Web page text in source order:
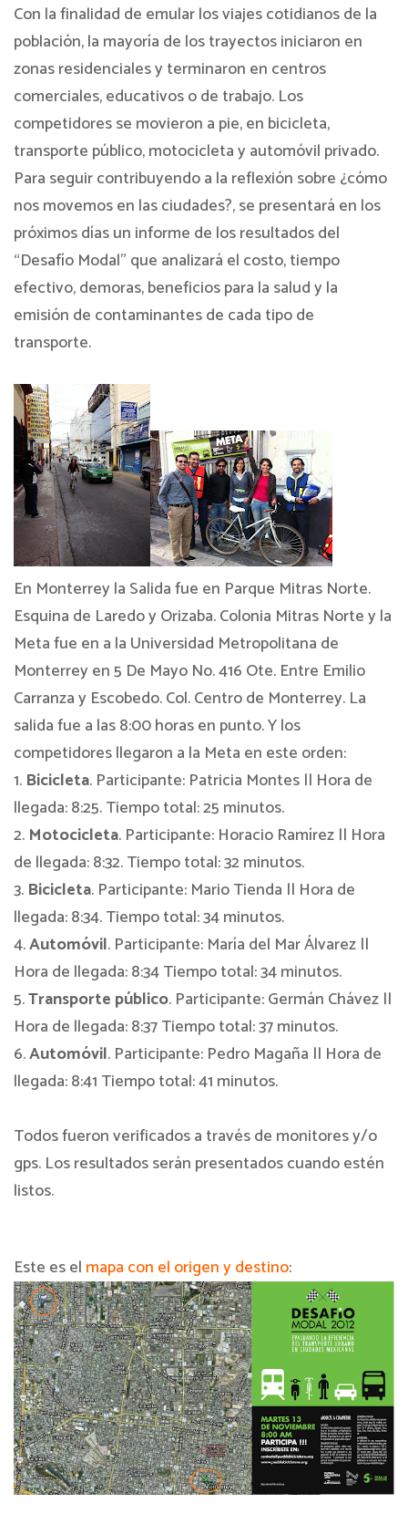
Con la finalidad de emular los viajes cotidianos de la
población, la mayoría de los trayectos iniciaron en
zonas residenciales y terminaron en centros
comerciales, educativos o de trabajo. Los
competidores se movieron a pie, en bicicleta,
transporte público, motocicleta y automóvil privado.
Para seguir contribuyendo a la reflexión sobre ¿cómo
nos movemos en las ciudades?, se presentará en los
próximos días un informe de los resultados del
“Desafío Modal” que analizará el costo, tiempo
efectivo, demoras, beneficios para la salud y la
emisión de contaminantes de cada tipo de
transporte.
En Monterrey la Salida fue en Parque Mitras Norte.
Esquina de Laredo y Orizaba. Colonia Mitras Norte y la
Meta fue en a la Universidad Metropolitana de
Monterrey en 5 De Mayo No. 416 Ote. Entre Emilio
Carranza y Escobedo. Col. Centro de Monterrey. La
salida fue a las 8:00 horas en punto. Y los
competidores llegaron a la Meta en este orden:
1. Bicicleta. Participante: Patricia Montes || Hora de
llegada: 8:25. Tiempo total: 25 minutos.
2. Motocicleta. Participante: Horacio Ramírez || Hora
de llegada: 8:32. Tiempo total: 32 minutos.
3. Bicicleta. Participante: Mario Tienda || Hora de
llegada: 8:34. Tiempo total: 34 minutos.
4.Automóvil. Participante: María del Mar Álvarez ||
Hora de llegada: 8:34 Tiempo total: 34 minutos.
5.Transporte público. Participante: Germán Chávez ||
Hora de llegada: 8:37 Tiempo total: 37 minutos.
6.Automóvil. Participante: Pedro Magaña || Hora de
llegada: 8:41 Tiempo total: 41 minutos.
Todos fueron verificados a través de monitores y/o
gps. Los resultados serán presentados cuando estén
listos.
Este es el mapa con el origen y destino: